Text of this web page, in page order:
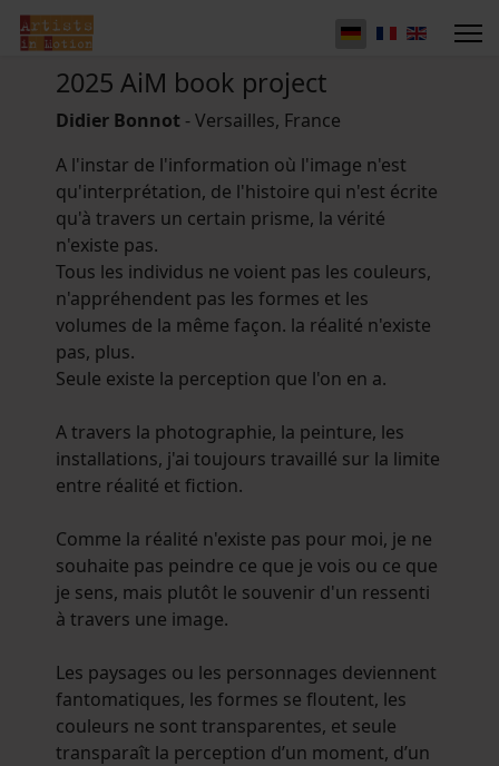
2025 AiM book project
Didier Bonnot - Versailles, France
A l'instar de l'information où l'image n'est
qu'interprétation, de l'histoire qui n'est écrite
qu'à travers un certain prisme, la vérité
n'existe pas.
Tous les individus ne voient pas les couleurs,
n'appréhendent pas les formes et les
volumes de la même façon. la réalité n'existe
pas, plus.
Seule existe la perception que l'on en a.
A travers la photographie, la peinture, les
installations, j'ai toujours travaillé sur la limite
entre réalité et fiction.
Comme la réalité n'existe pas pour moi, je ne
souhaite pas peindre ce que je vois ou ce que
je sens, mais plutôt le souvenir d'un ressenti
à travers une image.
Les paysages ou les personnages deviennent
fantomatiques, les formes se floutent, les
couleurs ne sont transparentes, et seule
transparaît la perception d’un moment, d’un